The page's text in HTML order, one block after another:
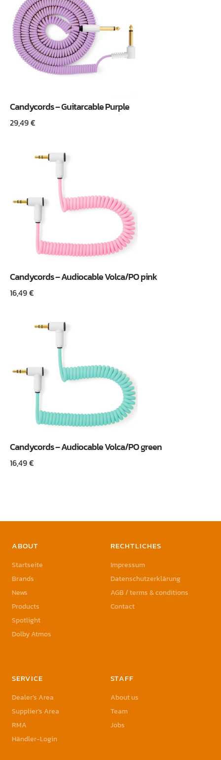
Candycords – Guitarcable Purple
29,49€
Candycords – Audiocable Volca/PO pink
16,49€
Candycords – Audiocable Volca/PO green
16,49€
ABOUT
Startseite
Brands
News
Products
Spotlight
Dolby Atmos
RECHTLICHES
Impressum
Datenschutzerklärung
AGB / terms & conditions
Contact
SERVICE
Dealer’s Area
Supplier’s Area
RMA
Händler-Login
STAFF
About us
Team
Jobs